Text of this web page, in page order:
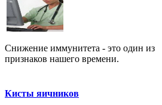
Снижение иммунитета - это один из
признаков нашего времени.
Кисты яичников